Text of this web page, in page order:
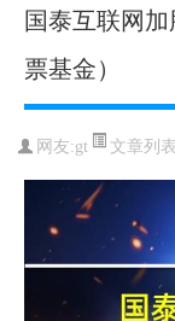
国泰互联网
票基金）
网友:gt 文章列表